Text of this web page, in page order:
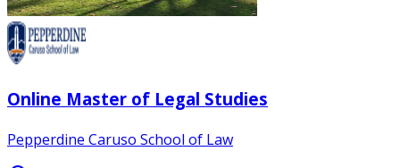
Online Master of Legal Studies
Pepperdine Caruso School of Law